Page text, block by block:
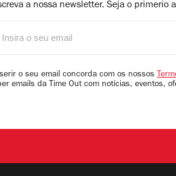
a nossa newsletter. Seja o primerio
o seu email concorda com os nossos
emails da Time Out com notícias, eventos,